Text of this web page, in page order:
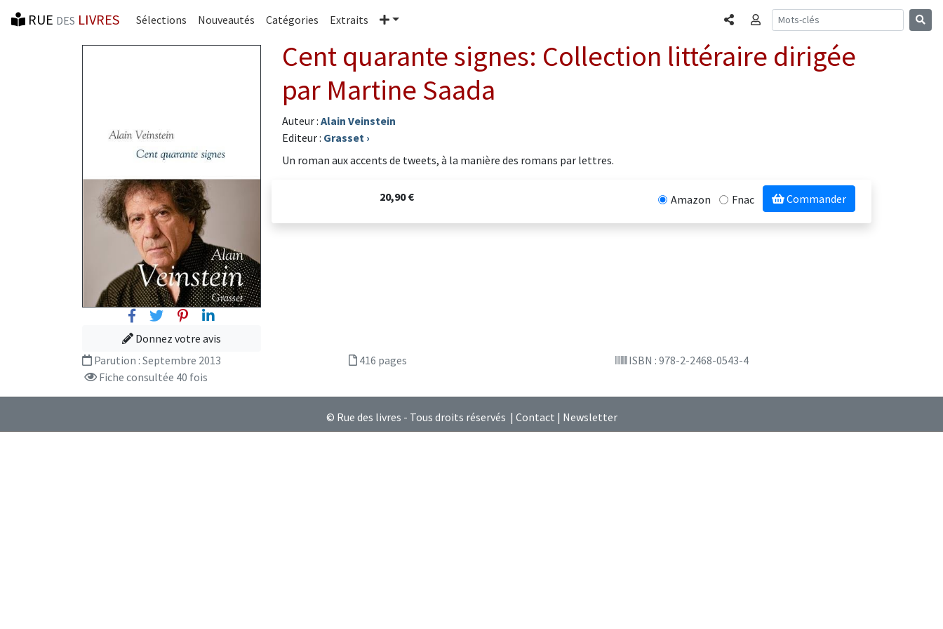
RUE DES LIVRES Sélections Nouveautés Catégories Extraits Plus PartagerConnexion
FacebookTwitterPinterest
Linkedin
Donnez votre avis
Cent quarante signes: Collection littéraire dirigée
par Martine Saada
Auteur : Alain Veinstein
Editeur : Grasset ›
Un roman aux accents de tweets, à la manière des romans par lettres.
20,90 € Amazon Fnac Commander
Parution : Septembre 2013 416 pages
ISBN : 978-2-2468-0543-4
Fiche consultée 40 fois
© Rue des livres - Tous droits réservés | Contact | Newsletter